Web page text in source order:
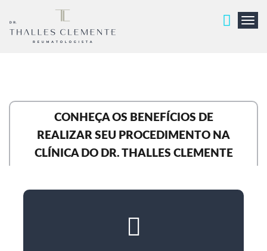
T
n
CONHEÇA OS BENEFÍCIOS DE
REALIZAR SEU PROCEDIMENTO NA
CLÍNICA DO DR. THALLES CLEMENTE